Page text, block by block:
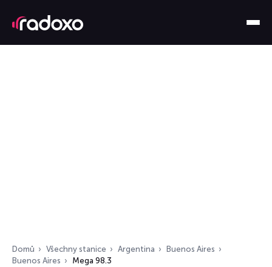
Domů Všechny stanice Argentina
Buenos Aires
Buenos Aires
Mega 98.3